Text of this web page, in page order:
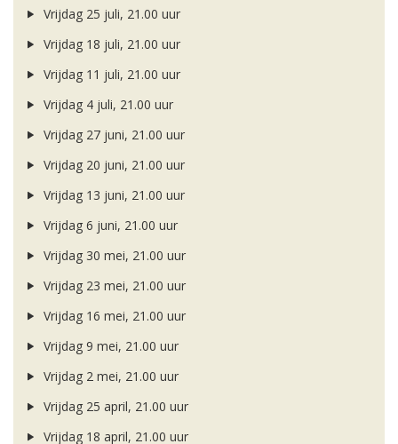
Vrijdag 25 juli, 21.00 uur
Vrijdag 18 juli, 21.00 uur
Vrijdag 11 juli, 21.00 uur
Vrijdag 4 juli, 21.00 uur
Vrijdag 27 juni, 21.00 uur
Vrijdag 20 juni, 21.00 uur
Vrijdag 13 juni, 21.00 uur
Vrijdag 6 juni, 21.00 uur
Vrijdag 30 mei, 21.00 uur
Vrijdag 23 mei, 21.00 uur
Vrijdag 16 mei, 21.00 uur
Vrijdag 9 mei, 21.00 uur
Vrijdag 2 mei, 21.00 uur
Vrijdag 25 april, 21.00 uur
Vrijdag 18 april, 21.00 uur